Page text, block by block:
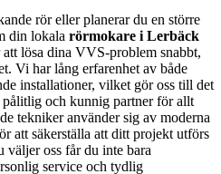
rör eller planerar du en större
din lokala rörmokare i Lerbäck
lösa dina VVS-problem snabbt,
Vi har lång erfarenhet av både
installationer, vilket gör oss till det
och kunnig partner för allt
tekniker använder sig av moderna
att säkerställa att ditt projekt utförs
oss får du inte bara
service och tydlig